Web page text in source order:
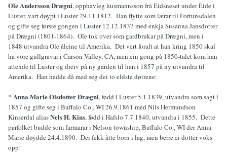
Ole Andersson Drægni, opphavleg husmannsson frå Eidsneset under Eide i
Luster, vart døypt i Luster 29.11.1812. Han flytte som lærar til Fortunsdalen
og gifte seg første gongen i Luster 12.12.1837 med enkja Susanna Jansdotter
på Drægni (1801-1864). Ole tok over som gardbrukar på Drægni, men i
1848 utvandra Ole åleine til Amerika. Det vert foralt at han kring 1850 skal
ha vore gullgravar i Carson Valley, CA, men ein gong på 1850-talet kom han
attende til Luster og dreiv på ny garden til han i 1857 på ny utvandra til
Amerika. Han hadde då med seg dei to eldste døtrene:
* Anna Marie Olsdotter Drægni, fødd i Luster 5.1.1839, utvandra som sagt i
1857 og gifte seg i Buffalo Co., WI 26.9.1861 med Nils Hermundson
Kinserdal aliasNels H. Kins, fødd i Hafslo 7.7.1840, utvandra i 1855. Dette
parfolket budde som farmarar i Nelson township, Buffalo Co., WI der Anna
Marie døydde 24.4.1890. Dei fekk åtte born i lag, men berre ei dotter voks
opp!